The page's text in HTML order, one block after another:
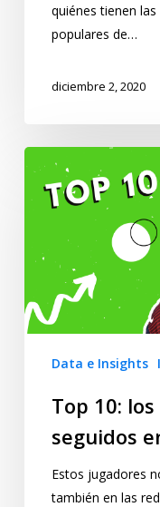
quiénes tienen
populares de…
diciembre 2, 2020
Data e Insights
Top 10:
seguidos
Estos jugadores
también en las